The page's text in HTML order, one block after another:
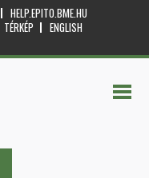
HELP.EPITO.BME.HU
TÉRKÉP
ENGLISH